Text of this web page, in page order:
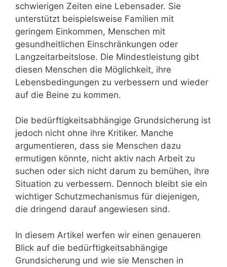
schwierigen Zeiten eine Lebensader. Sie
unterstützt beispielsweise Familien mit
geringem Einkommen, Menschen mit
gesundheitlichen Einschränkungen oder
Langzeitarbeitslose. Die Mindestleistung gibt
diesen Menschen die Möglichkeit, ihre
Lebensbedingungen zu verbessern und wieder
auf die Beine zu kommen.
Die bedürftigkeitsabhängige Grundsicherung ist
jedoch nicht ohne ihre Kritiker. Manche
argumentieren, dass sie Menschen dazu
ermutigen könnte, nicht aktiv nach Arbeit zu
suchen oder sich nicht darum zu bemühen, ihre
Situation zu verbessern. Dennoch bleibt sie ein
wichtiger Schutzmechanismus für diejenigen,
die dringend darauf angewiesen sind.
In diesem Artikel werfen wir einen genaueren
Blick auf die bedürftigkeitsabhängige
Grundsicherung und wie sie Menschen in